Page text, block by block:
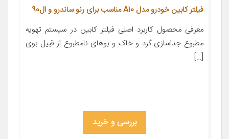
فیلتر کابین خودرو مدل A10 مناسب برای رنو ساندرو و ال90
معرفی محصول کاربرد اصلی فیلتر کابین در سیستم تهویه
مطبوع جداسازی گرد و خاک و بوهای نامطبوع از قبیل بوی
[…]
بررسی و خرید